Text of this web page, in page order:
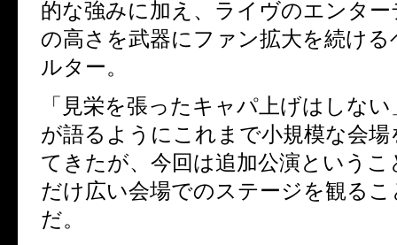
的な強みに加え、ライヴのエンタ
の高さを武器にファン拡大を続け
ルター。
「見栄を張ったキャパ上げはしな
が語るようにこれまで小規模な会場
てきたが、今回は追加公演という
だけ広い会場でのステージを観る
だ。